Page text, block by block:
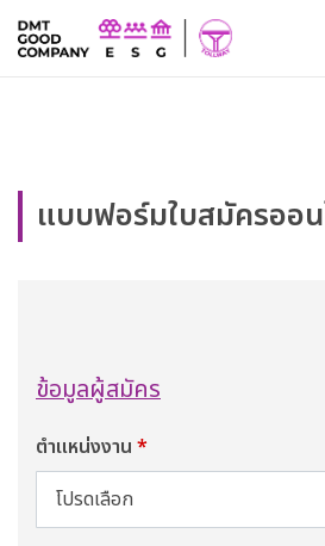
แบบฟอร์มใบสมัครออ
ข้อมูลผู้สมัคร
ตำแหน่งงาน *
โปรดเลือก